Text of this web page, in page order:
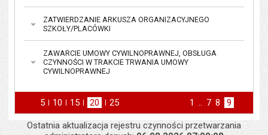
ZATWIERDZANIE ARKUSZA ORGANIZACYJNEGO
SZKOŁY/PLACÓWKI
ZAWARCIE UMOWY CYWILNOPRAWNEJ, OBSŁUGA
CZYNNOŚCI W TRAKCIE TRWANIA UMOWY
CYWILNOPRAWNEJ
5 elementów na stronie
10 elementów
na stronie
15 elementów
na stronie
20 elementów
na stronie
25
na stronie
poprzedniastrona
Strona
1 .. Strona
7 Strona
8 Strona
9
Ostatnia aktualizacja rejestru czynności przetwarzania